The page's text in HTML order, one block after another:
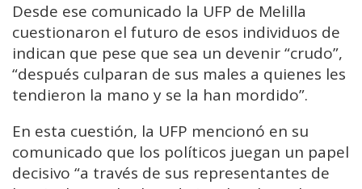
Desde ese comunicado la UFP de Melilla
cuestionaron el futuro de esos individuos de
indican que pese que sea un devenir “crudo”,
“después culparan de sus males a quienes les
tendieron la mano y se la han mordido”.
En esta cuestión, la UFP mencionó en su
comunicado que los políticos juegan un papel
decisivo “a través de sus representantes de